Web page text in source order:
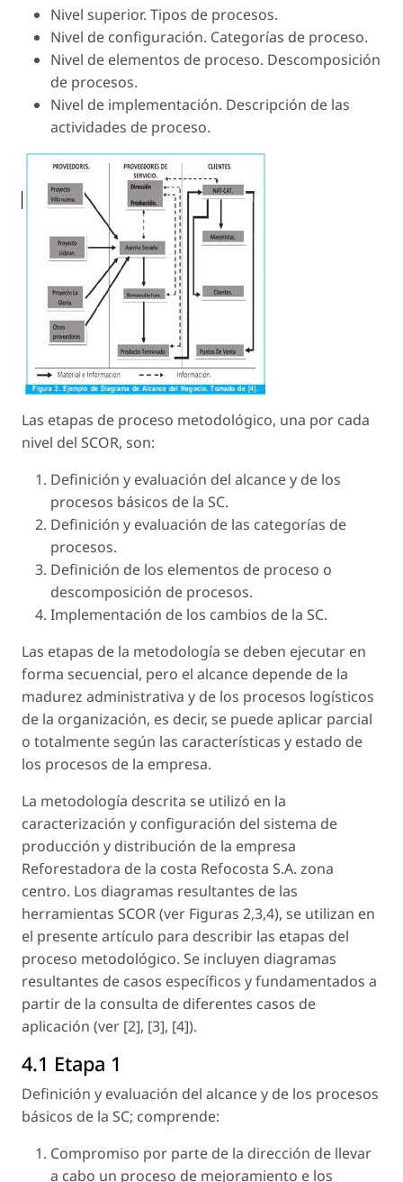
Nivel superior. Tipos de procesos.
Nivel de configuración. Categorías de proceso.
Nivel de elementos de proceso. Descomposición
de procesos.
Nivel de implementación. Descripción de las
actividades de proceso.
Las etapas de proceso metodológico, una por cada
nivel del SCOR, son:
Definición y evaluación del alcance y de los
procesos básicos de la SC.
Definición y evaluación de las categorías de
procesos.
Definición de los elementos de proceso o
descomposición de procesos.
Implementación de los cambios de la SC.
Las etapas de la metodología se deben ejecutar en
forma secuencial, pero el alcance depende de la
madurez administrativa y de los procesos logísticos
de la organización, es decir, se puede aplicar parcial
o totalmente según las características y estado de
los procesos de la empresa.
La metodología descrita se utilizó en la
caracterización y configuración del sistema de
producción y distribución de la empresa
Reforestadora de la costa Refocosta S.A. zona
centro. Los diagramas resultantes de las
herramientas SCOR (ver Figuras 2,3,4), se utilizan en
el presente artículo para describir las etapas del
proceso metodológico. Se incluyen diagramas
resultantes de casos específicos y fundamentados a
partir de la consulta de diferentes casos de
aplicación (ver [2], [3], [4]).
4.1 Etapa 1
Definición y evaluación del alcance y de los procesos
básicos de la SC; comprende:
Compromiso por parte de la dirección de llevar
a cabo un proceso de mejoramiento e los